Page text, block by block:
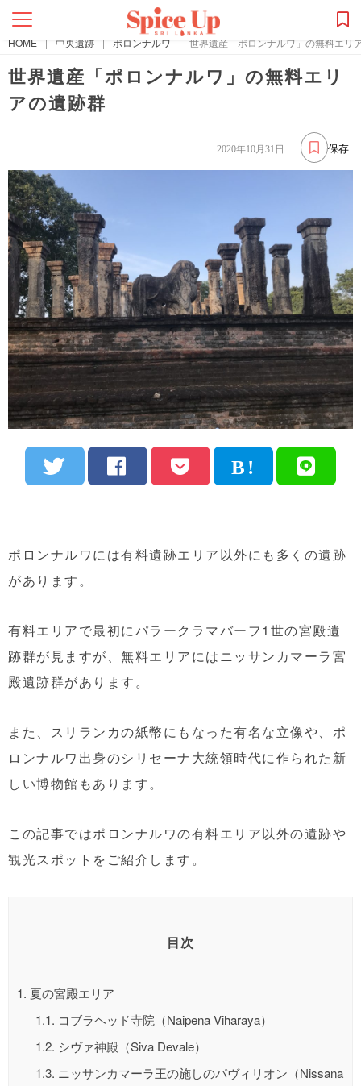
HOME | 中央遺跡 | ポロンナルワ | 世界遺産「ポロンナルワ」の無料エリ
世界遺産「ポロンナルワ」の無料エリ
アの遺跡群
保存
2020年10月31日
ポロンナルワには有料遺跡エリア以外にも多くの遺跡
があります。
有料エリアで最初にパラークラマバーフ1世の宮殿遺
跡群が見ますが、無料エリアにはニッサンカマーラ宮
殿遺跡群があります。
また、スリランカの紙幣にもなった有名な立像や、ポ
ロンナルワ出身のシリセーナ大統領時代に作られた新
しい博物館もあります。
この記事ではポロンナルワの有料エリア以外の遺跡や
観光スポットをご紹介します。
目次
1. 夏の宮殿エリア
1.1. コブラヘッド寺院（Naipena Viharaya）
1.2. シヴァ神殿（Siva Devale）
1.3. ニッサンカマーラ王の施しのパヴィリオン（Nissana